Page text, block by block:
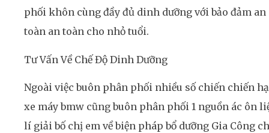
phối khôn cùng đầy đủ dinh dưỡng với bảo đảm an
toàn an toàn cho nhỏ tuổi.
Tư Vấn Về Chế Độ Dinh Dưỡng
Ngoài việc buôn phân phối nhiều số chiến chiến
xe máy bmw cũng buôn phân phối 1 nguồn ác ôn
lí giải bố chị em về biện pháp bổ dưỡng Gia Công